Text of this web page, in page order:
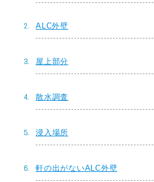
ALC外壁
屋上部分
散水調査
浸入場所
軒の出がないALC外壁